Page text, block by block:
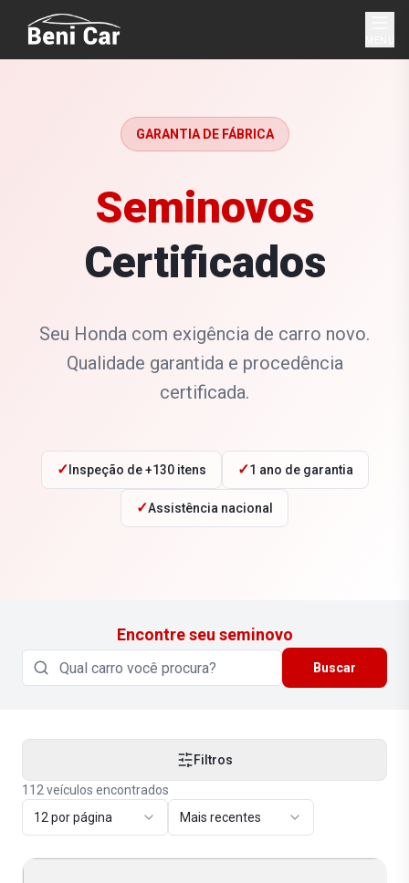
GARANTIA DE FÁBRICA
Seminovos
Certificados
Seu Honda com exigência de carro novo.
Qualidade garantida e procedência
certificada.
✓ Inspeção de +130 itens ✓1 ano de garantia
✓Assistência nacional
Encontre seu seminovo
Buscar
Filtros
112 veículos encontrados
12 por página
Mais recentes